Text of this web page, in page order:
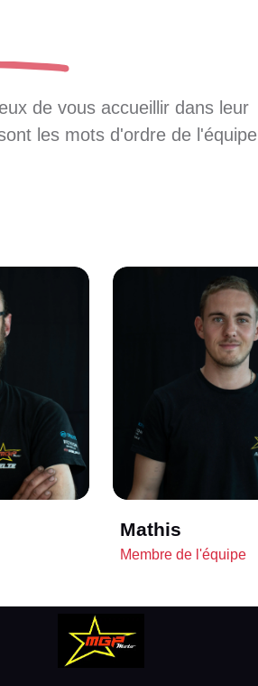
de vous accueillir dans leur
les mots d'ordre de l'équipe
Mathis
Membre de l'équipe